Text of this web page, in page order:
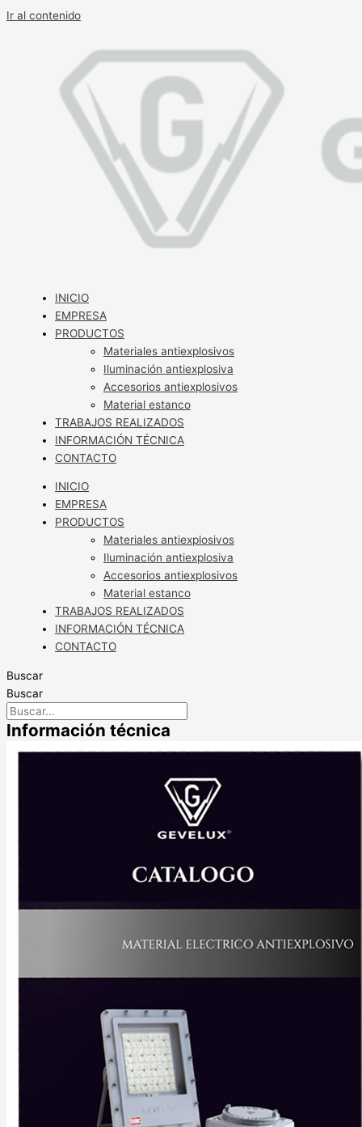
Ir al contenido
INICIO
EMPRESA
PRODUCTOS
Materiales antiexplosivos
Iluminación antiexplosiva
Accesorios antiexplosivos
Material estanco
TRABAJOS REALIZADOS
INFORMACIÓN TÉCNICA
CONTACTO
INICIO
EMPRESA
PRODUCTOS
Materiales antiexplosivos
Iluminación antiexplosiva
Accesorios antiexplosivos
Material estanco
TRABAJOS REALIZADOS
INFORMACIÓN TÉCNICA
CONTACTO
Buscar
Buscar
Información técnica